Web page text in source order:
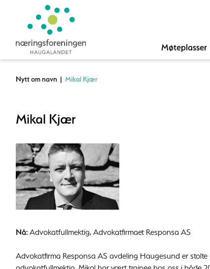
Møteplasser
Nytt om navn | Mikal Kjær
Mikal Kjær
Nå: Advokatfullmektig, Advokatfirmaet Responsa AS
Advokatfirma Responsa AS avdeling Haugesund er